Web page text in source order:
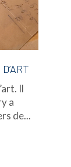
Il
a
de...